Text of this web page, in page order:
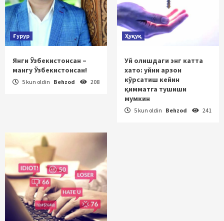
Ғурур
Янги Ўзбекистонсан –
мангу Ўзбекистонсан!
5 kun oldin Behzod 208
Ҳуқуқ
Уй олишдаги энг катта
хато: уйни арзон
кўрсатиш кейин
қимматга тушиши
мумкин
5 kun oldin Behzod 241